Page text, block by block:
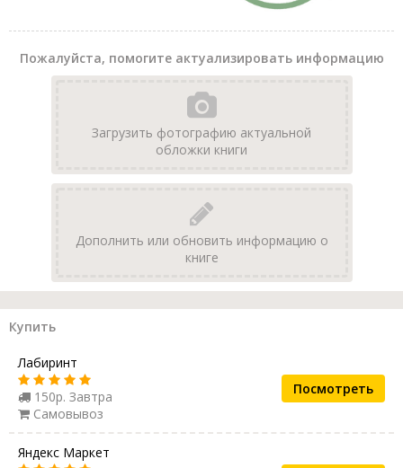
Пожалуйста, помогите актуализировать информацию
Загрузить фотографию актуальной
обложки книги
Дополнить или обновить информацию о
книге
Купить
Лабиринт
150р. Завтра
Самовывоз
Посмотреть
Яндекс Маркет